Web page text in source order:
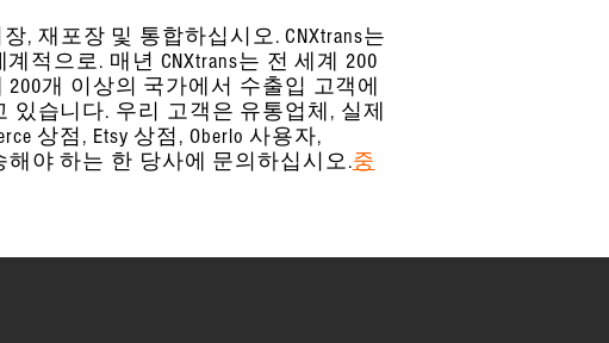
, 재포장 및 통합하십시오. CNXtrans는
계적으로. 매년 CNXtrans는 전 세계 200
개 이상의 국가에서 수출입 고객에
습니다. 우리 고객은 유통업체, 실제
상점, Etsy 상점, Oberlo 사용자,
해야 하는 한 당사에 문의하십시오.중